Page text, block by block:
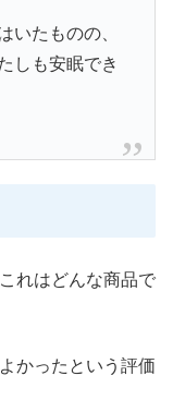
いたものの、
しも安眠でき
れはどんな商品で
かったという評価